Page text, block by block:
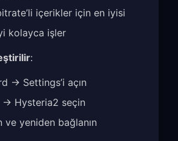
içerikler için en iyisi
kolayca işler
:
→ Settings’i açın
Hysteria2 seçin
ve yeniden bağlanın